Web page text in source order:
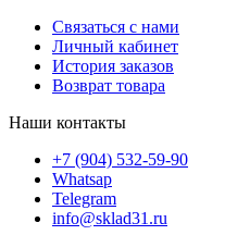
Связаться с нами
Личный кабинет
История заказов
Возврат товара
Наши контакты
+7 (904) 532-59-90
Whatsap
Telegram
info@sklad31.ru